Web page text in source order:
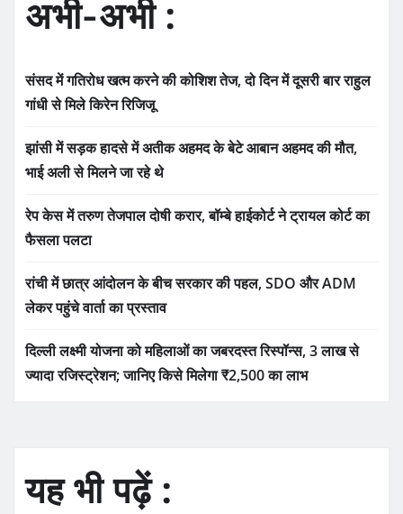
अभी-अभी :
संसद में गतिरोध खत्म करने की कोशिश तेज, दो दिन में दूसरी बार राहुल
गांधी से मिले किरेन रिजिजू
झांसी में सड़क हादसे में अतीक अहमद के बेटे आबान अहमद की मौत,
भाई अली से मिलने जा रहे थे
रेप केस में तरुण तेजपाल दोषी करार, बॉम्बे हाईकोर्ट ने ट्रायल कोर्ट का
फैसला पलटा
रांची में छात्र आंदोलन के बीच सरकार की पहल, SDO और ADM
लेकर पहुंचे वार्ता का प्रस्ताव
दिल्ली लक्ष्मी योजना को महिलाओं का जबरदस्त रिस्पॉन्स, 3 लाख से
ज्यादा रजिस्ट्रेशन; जानिए किसे मिलेगा ₹2,500 का लाभ
यह भी पढ़ें :